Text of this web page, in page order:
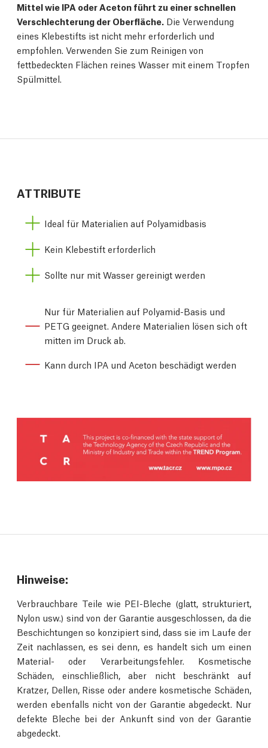
Mittel wie IPA oder Aceton führt zu einer schnellen
Verschlechterung der Oberfläche. Die Verwendung
eines Klebestifts ist nicht mehr erforderlich und
empfohlen. Verwenden Sie zum Reinigen von
fettbedeckten Flächen reines Wasser mit einem Tropfen
Spülmittel.
ATTRIBUTE
Ideal für Materialien auf Polyamidbasis
Kein Klebestift erforderlich
Sollte nur mit Wasser gereinigt werden
Nur für Materialien auf Polyamid-Basis und
PETG geeignet. Andere Materialien lösen sich oft
mitten im Druck ab.
Kann durch IPA und Aceton beschädigt werden
Hinweise:
Verbrauchbare Teile wie PEI-Bleche (glatt, strukturiert,
Nylon usw.) sind von der Garantie ausgeschlossen, da die
Beschichtungen so konzipiert sind, dass sie im Laufe der
Zeit nachlassen, es sei denn, es handelt sich um einen
Material- oder Verarbeitungsfehler. Kosmetische
Schäden, einschließlich, aber nicht beschränkt auf
Kratzer, Dellen, Risse oder andere kosmetische Schäden,
werden ebenfalls nicht von der Garantie abgedeckt. Nur
defekte Bleche bei der Ankunft sind von der Garantie
abgedeckt.